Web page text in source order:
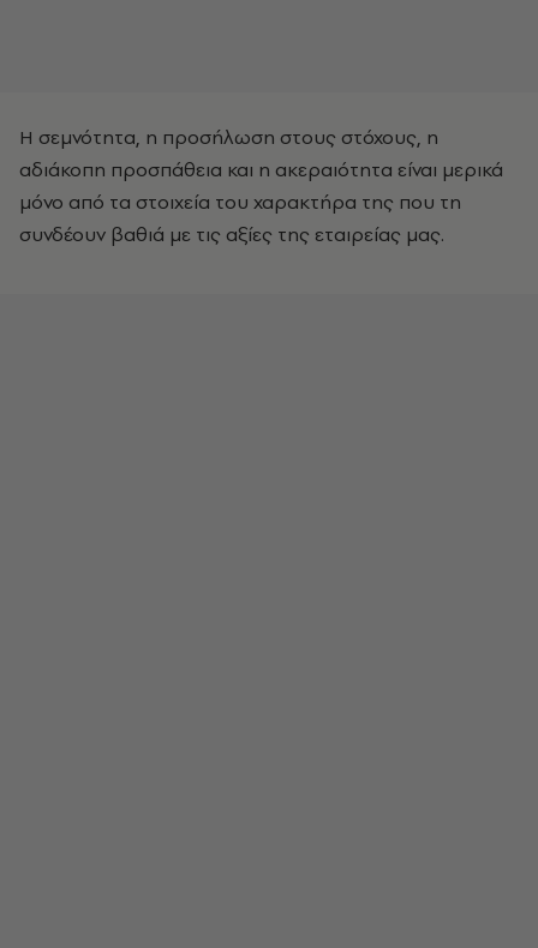
Η σεμνότητα, η προσήλωση στους στόχους, η
αδιάκοπη προσπάθεια και η ακεραιότητα είναι μερικά
μόνο από τα στοιχεία του χαρακτήρα της που τη
συνδέουν βαθιά με τις αξίες της εταιρείας μας.